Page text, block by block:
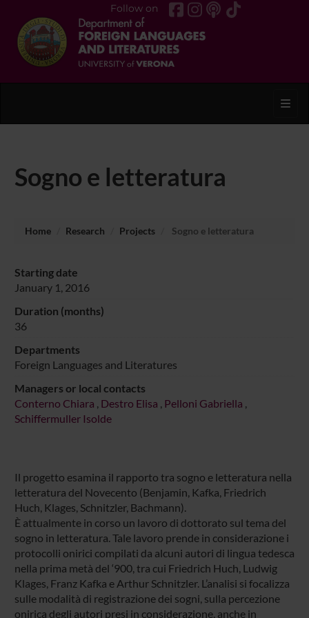
Follow on
Sogno e letteratura
Home Research Projects Sogno e letteratura
Starting date
January 1, 2016
Duration (months)
36
Departments
Foreign Languages and Literatures
Managers or local contacts
Conterno Chiara , Destro Elisa , Pelloni Gabriella ,
Schiffermuller Isolde
Il progetto esamina il rapporto tra sogno e letteratura nella
letteratura del Novecento (Benjamin, Kafka, Friedrich
Huch, Klages, Schnitzler, Bachmann).
È attualmente in corso un lavoro di dottorato sul tema del
sogno in letteratura. Tale lavoro prende in considerazione i
protocolli onirici compilati da alcuni autori di lingua tedesca
nella prima metà del ‘900, tra cui Friedrich Huch, Ludwig
Klages, Franz Kafka e Arthur Schnitzler. L’analisi si focalizza
sulle modalità di registrazione dei sogni, sulla percezione
onirica degli autori presi in considerazione, anche in